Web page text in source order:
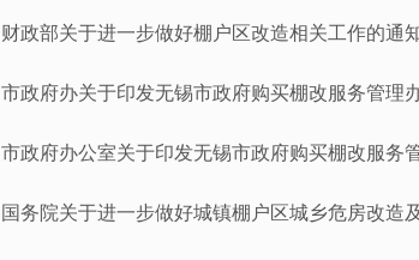
财政部关于进一步做好棚户区改造相关工作的通
市政府办关于印发无锡市政府购买棚改服务管理
市政府办公室关于印发无锡市政府购买棚改服务
国务院关于进一步做好城镇棚户区城乡危房改造